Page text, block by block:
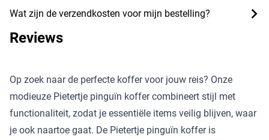
Wat zijn de verzendkosten voor mijn bestelling?
Reviews
Op zoek naar de perfecte koffer voor jouw reis? Onze
modieuze Pietertje pinguïn koffer combineert stijl met
functionaliteit, zodat je essentiële items veilig blijven, waar
je ook naartoe gaat. De Pietertje pinguïn koffer is